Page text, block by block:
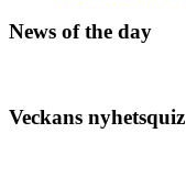
News of the day
Veckans nyhetsquiz